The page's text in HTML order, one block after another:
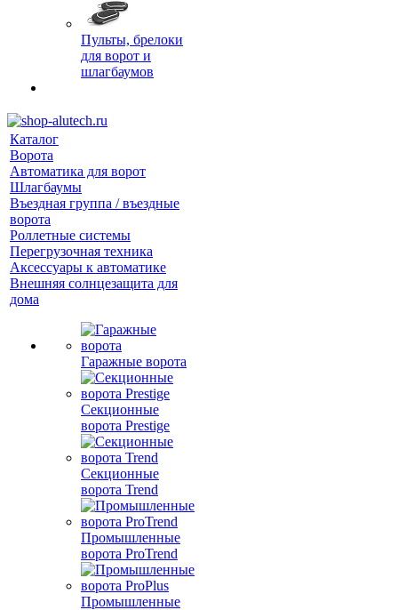
Пульты, брелоки
для ворот и
шлагбаумов
Каталог
Ворота
Автоматика для ворот
Шлагбаумы
Въездная группа / въездные
ворота
Роллетные системы
Перегрузочная техника
Аксессуары к автоматике
Внешняя солнцезащита для
дома
Гаражные ворота
Секционные
ворота Prestige
Секционные
ворота Trend
Промышленные
ворота ProTrend
Промышленные